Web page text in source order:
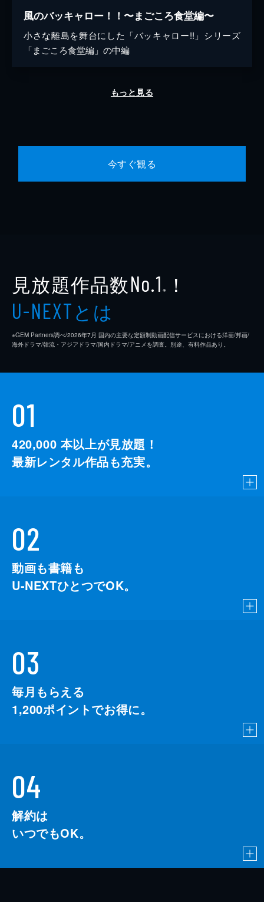
風のバッキャロー！！〜まごころ食堂編〜
小さな離島を舞台にした「バッキャロー!!」シリーズ
「まごころ食堂編」の中編
もっと見る
今すぐ観る
見放題作品数No.1 ※ ！
U-NEXTとは
※GEM Partners調べ/2026年7⽉ 国内の主要な定額制動画配信サービスにおける洋画/邦画/
海外ドラマ/韓流・アジアドラマ/国内ドラマ/アニメを調査。別途、有料作品あり。
01
420,000 本以上が見放題！
最新レンタル作品も充実。
02
動画も書籍も
U-NEXTひとつでOK。
03
毎月もらえる
1,200ポイントでお得に。
04
解約は
いつでもOK。